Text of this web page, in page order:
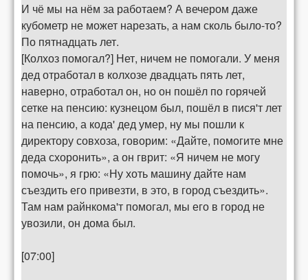
И чё мы на нём за работаем? А вечером даже
кубометр не может нарезать, а нам сколь было-то?
По пятнадцать лет.
[Колхоз помогал?] Нет, ничем не помогали. У меня
дед отработал в колхозе двадцать пять лет,
наверно, отработал он, но он пошёл по горячей
сетке на пенсию: кузнецом был, пошёл в пися'т лет
на пенсию, а кода' дед умер, ну мы пошли к
директору совхоза, говорим: «Дайте, помогите мне
деда схоронить», а он гврит: «Я ничем не могу
помочь», я грю: «Ну хоть машину дайте нам
съездить его привезти, в это, в город съездить».
Там нам райнкома'т помогал, мы его в город не
увозили, он дома был.
[07:00]